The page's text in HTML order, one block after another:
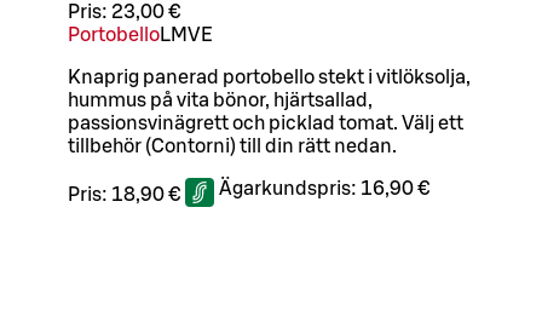
Pris: 23,00 €
PortobelloLMVE
Knaprig panerad portobello stekt i vitlöksolja,
hummus på vita bönor, hjärtsallad,
passionsvinägrett och picklad tomat. Välj ett
tillbehör (Contorni) till din rätt nedan.
Pris: 18,90 € Ägarkundspris: 16,90 €